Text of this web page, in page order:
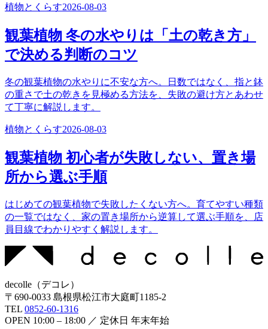
植物とくらす2026-08-03
観葉植物 冬の水やりは「土の乾き方」
で決める判断のコツ
冬の観葉植物の水やりに不安な方へ。日数ではなく、指と鉢
の重さで土の乾きを見極める方法を、失敗の避け方とあわせ
て丁寧に解説します。
植物とくらす2026-08-03
観葉植物 初心者が失敗しない、置き場
所から選ぶ手順
はじめての観葉植物で失敗したくない方へ。育てやすい種類
の一覧ではなく、家の置き場所から逆算して選ぶ手順を、店
員目線でわかりやすく解説します。
decolle （デコレ ）
〒 690-0033 島根県松江市大庭町1185-2
TEL 0852-60-1316
OPEN 10:00 – 18:00 ／ 定休日 年末年始